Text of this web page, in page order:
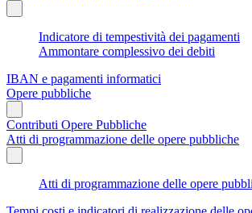
Indicatore di tempestività dei pagamenti
Ammontare complessivo dei debiti
IBAN e pagamenti informatici
Opere pubbliche
Contributi Opere Pubbliche
Atti di programmazione delle opere pubbliche
Atti di programmazione delle opere